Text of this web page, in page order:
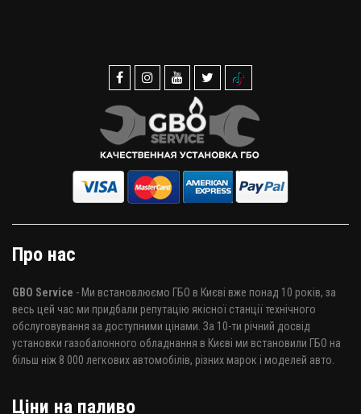
Про нас
GBO Service - Ми встановлюємо ГБО в Києві вже понад 10 років, за
весь цей час ми придбали репутацію якісної станції технічного
обслуговування за доступними цінами. За 10-ти річний досвід
установки газобалонного обладнання в Києві ми встановили ГБО на
більш ніж 8 000 легкових автомобілів, різних марок і моделей авто.
Ціни на паливо